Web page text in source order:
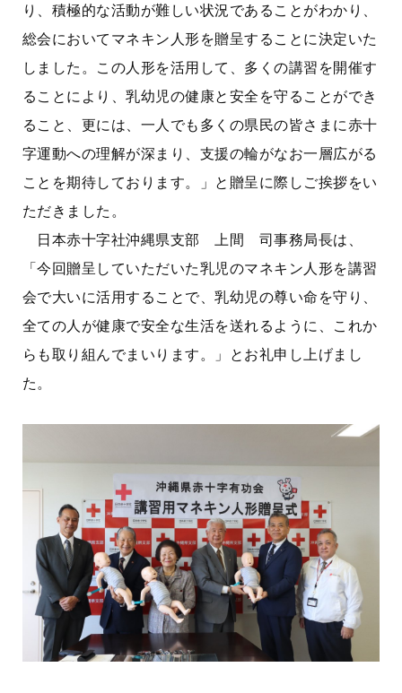
り、積極的な活動が難しい状況であることがわかり、
総会においてマネキン人形を贈呈することに決定いた
しました。この人形を活用して、多くの講習を開催す
ることにより、乳幼児の健康と安全を守ることができ
ること、更には、一人でも多くの県民の皆さまに赤十
字運動への理解が深まり、支援の輪がなお一層広がる
ことを期待しております。」と贈呈に際しご挨拶をい
ただきました。
日本赤十字社沖縄県支部 上間 司事務局長は、
「今回贈呈していただいた乳児のマネキン人形を講習
会で大いに活用することで、乳幼児の尊い命を守り、
全ての人が健康で安全な生活を送れるように、これか
らも取り組んでまいります。」とお礼申し上げまし
た。